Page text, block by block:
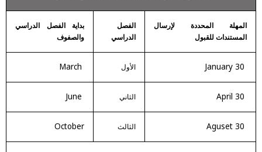
المهلة المحددة لإرسال
المستندات للقبول
الفصل
الدراسي
بداية الفصل الدراسي
والصفوف
الأول
الثاني
الثالث October